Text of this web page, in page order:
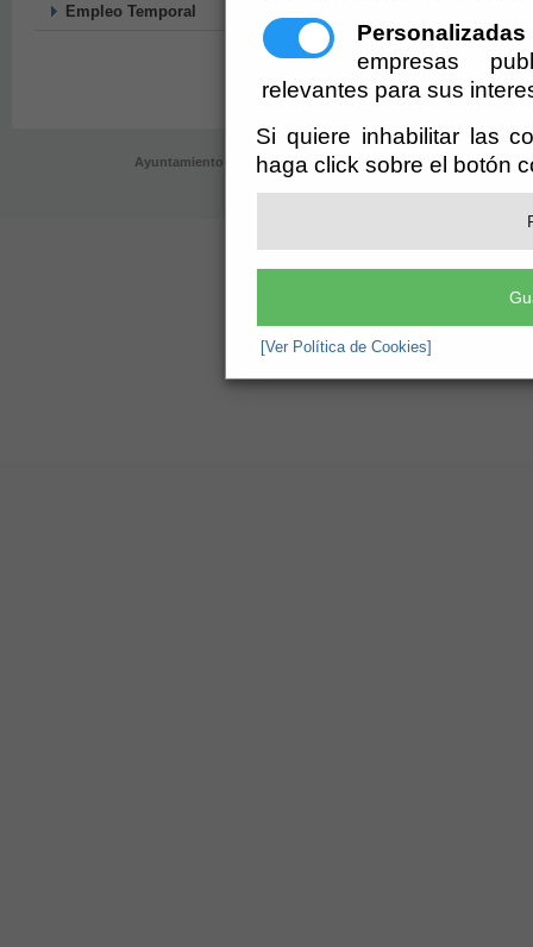
Personalizadas
empresas
relevantes para sus
Si quiere inhabilitar las
haga click sobre el botón
[Ver Política de Cookies]
Empleo Temporal
Ayuntamiento de Velefique (CIF: P-0409700-B) -